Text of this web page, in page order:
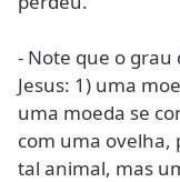
- Note que o
Jesus: 1) uma
uma moeda se
com uma ovelha,
tal animal, mas